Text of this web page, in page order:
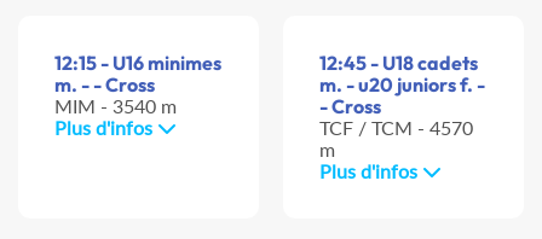
12:15 - U16 minimes
m. - - Cross
MIM - 3540 m
Plus d'infos
12:45 - U18 cadets
m. - u20 juniors f. -
- Cross
TCF / TCM - 4570
m
Plus d'infos